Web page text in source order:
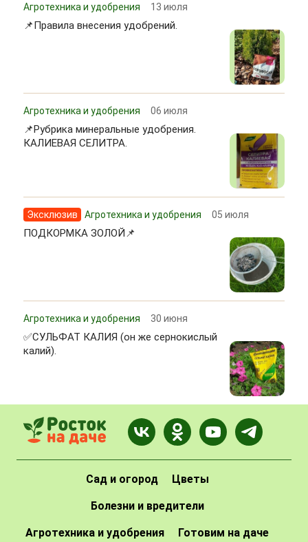
Агротехника и удобрения 13 июля
📌Правила внесения удобрений.
Агротехника и удобрения 06 июля
📌Рубрика минеральные удобрения.
КАЛИЕВАЯ СЕЛИТРА.
Эксклюзив Агротехника и удобрения 05 июля
ПОДКОРМКА ЗОЛОЙ📌
Агротехника и удобрения 30 июня
✅СУЛЬФАТ КАЛИЯ (он же сернокислый
калий).
Сад и огород Цветы
Болезни и вредители
Агротехника и удобрения Готовим на даче